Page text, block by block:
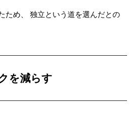
ため、
独立という道を選んだとの
を減らす